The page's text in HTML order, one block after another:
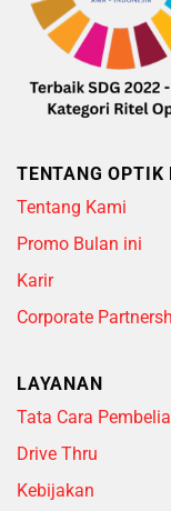
TENTANG OPTIK
Tentang Kami
Promo Bulan ini
Karir
Corporate
LAYANAN
Tata Cara
Drive Thru
Kebijakan